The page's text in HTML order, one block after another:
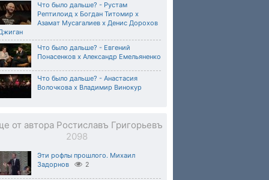
Что было дальше? - Рустам
Рептилоид х Богдан Титомир х
Азамат Мусагалиев х Денис Дорохов
Что было дальше? - Евгений
Понасенков x Александр Емельяненко
Что было дальше? - Анастасия
Волочкова х Владимир Винокур
от автора Ростиславъ Григорьевъ
2098
Эти рофлы прошлого. Михаил
Задорнов
2